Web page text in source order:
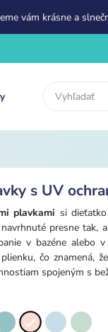
vám krásne a
s UV
plavkami si
presne tak,
v bazéne alebo
čo znamená,
spojeným s